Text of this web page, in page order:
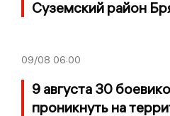
Суземский район
09/08 06:00
9 августа 30
проникнуть на